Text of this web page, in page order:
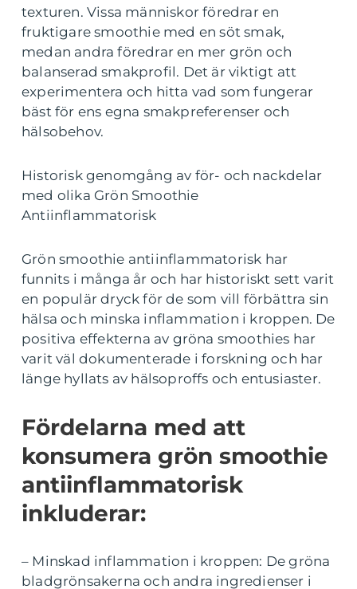
texturen. Vissa människor föredrar en
fruktigare smoothie med en söt smak,
medan andra föredrar en mer grön och
balanserad smakprofil. Det är viktigt att
experimentera och hitta vad som fungerar
bäst för ens egna smakpreferenser och
hälsobehov.
Historisk genomgång av för- och nackdelar
med olika Grön Smoothie
Antiinflammatorisk
Grön smoothie antiinflammatorisk har
funnits i många år och har historiskt sett varit
en populär dryck för de som vill förbättra sin
hälsa och minska inflammation i kroppen. De
positiva effekterna av gröna smoothies har
varit väl dokumenterade i forskning och har
länge hyllats av hälsoproffs och entusiaster.
Fördelarna med att
konsumera grön smoothie
antiinflammatorisk
inkluderar:
– Minskad inflammation i kroppen: De gröna
bladgrönsakerna och andra ingredienser i